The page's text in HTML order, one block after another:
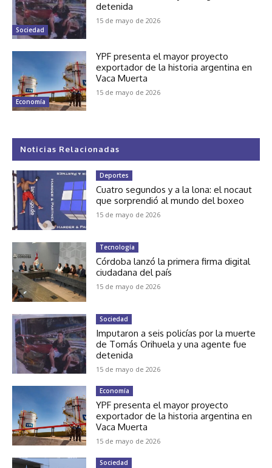
Sociedad
detenida
15 de mayo de 2026
Economía
YPF presenta el mayor proyecto
exportador de la historia argentina en
Vaca Muerta
15 de mayo de 2026
Noticias Relacionadas
Deportes
Cuatro segundos y a la lona: el nocaut
que sorprendió al mundo del boxeo
15 de mayo de 2026
Tecnología
Córdoba lanzó la primera firma digital
ciudadana del país
15 de mayo de 2026
Sociedad
Imputaron a seis policías por la muerte
de Tomás Orihuela y una agente fue
detenida
15 de mayo de 2026
Economía
YPF presenta el mayor proyecto
exportador de la historia argentina en
Vaca Muerta
15 de mayo de 2026
Sociedad